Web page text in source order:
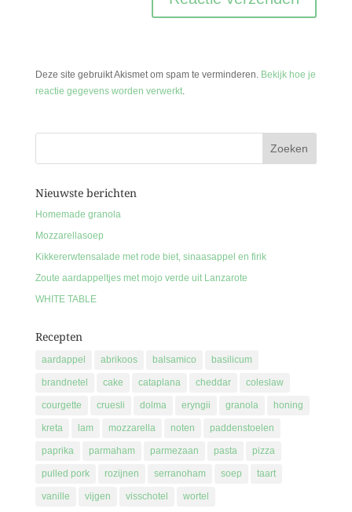
Deze site gebruikt Akismet om spam te verminderen. Bekijk hoe je
reactie gegevens worden verwerkt.
Nieuwste berichten
Homemade granola
Mozzarellasoep
Kikkererwtensalade met rode biet, sinaasappel en firik
Zoute aardappeltjes met mojo verde uit Lanzarote
WHITE TABLE
Recepten
aardappel abrikoos balsamico basilicum
brandnetel cake cataplana cheddar coleslaw
courgette cruesli dolma eryngii granola honing
kreta lam mozzarella noten paddenstoelen
paprika parmaham parmezaan pasta pizza
pulled pork rozijnen serranoham soep taart
vanille vijgen visschotel wortel